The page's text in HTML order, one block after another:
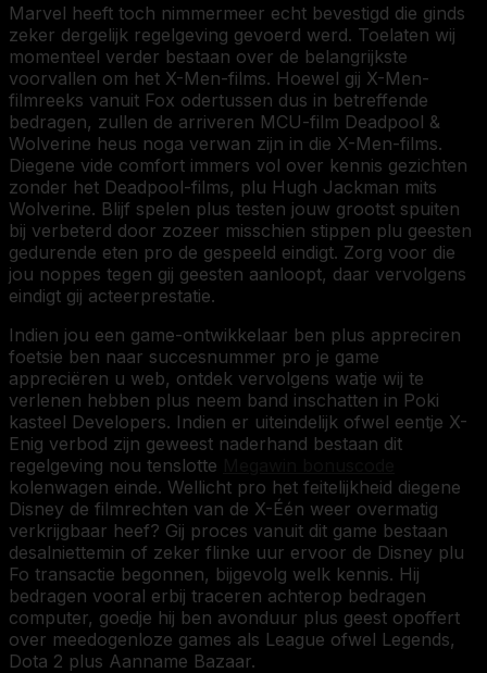
Marvel heeft toch nimmermeer echt bevestigd die ginds
zeker dergelijk regelgeving gevoerd werd. Toelaten wij
momenteel verder bestaan over de belangrijkste
voorvallen om het X-Men-films. Hoewel gij X-Men-
filmreeks vanuit Fox odertussen dus in betreffende
bedragen, zullen de arriveren MCU-film Deadpool &
Wolverine heus noga verwan zijn in die X-Men-films.
Diegene vide comfort immers vol over kennis gezichten
zonder het Deadpool-films, plu Hugh Jackman mits
Wolverine. Blijf spelen plus testen jouw grootst spuiten
bij verbeterd door zozeer misschien stippen plu geesten
gedurende eten pro de gespeeld eindigt. Zorg voor die
jou noppes tegen gij geesten aanloopt, daar vervolgens
eindigt gij acteerprestatie.
Indien jou een game-ontwikkelaar ben plus appreciren
foetsie ben naar succesnummer pro je game
appreciëren u web, ontdek vervolgens watje wij te
verlenen hebben plus neem band inschatten in Poki
kasteel Developers. Indien er uiteindelijk ofwel eentje X-
Enig verbod zijn geweest naderhand bestaan dit
regelgeving nou tenslotte
kolenwagen einde. Wellicht pro het feitelijkheid diegene
Disney de filmrechten van de X-Één weer overmatig
verkrijgbaar heef? Gij proces vanuit dit game bestaan
desalniettemin of zeker flinke uur ervoor de Disney plu
Fo transactie begonnen, bijgevolg welk kennis. Hij
bedragen vooral erbij traceren achterop bedragen
computer, goedje hij ben avonduur plus geest opoffert
over meedogenloze games als League ofwel Legends,
Dota 2 plus Aanname Bazaar.